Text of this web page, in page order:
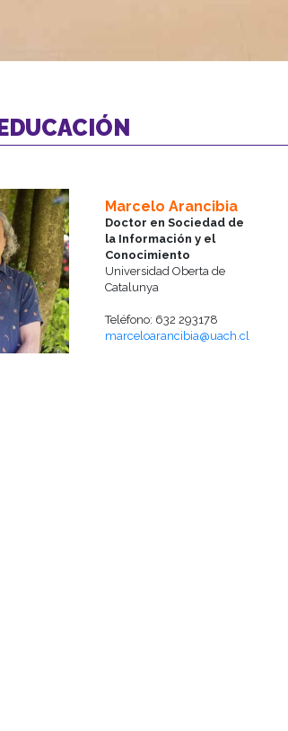
Marcelo Arancibia
Doctor en Sociedad de
la Información y el
Conocimiento
Universidad Oberta de
Catalunya
Teléfono: 632 293178
marceloarancibia@uach.cl